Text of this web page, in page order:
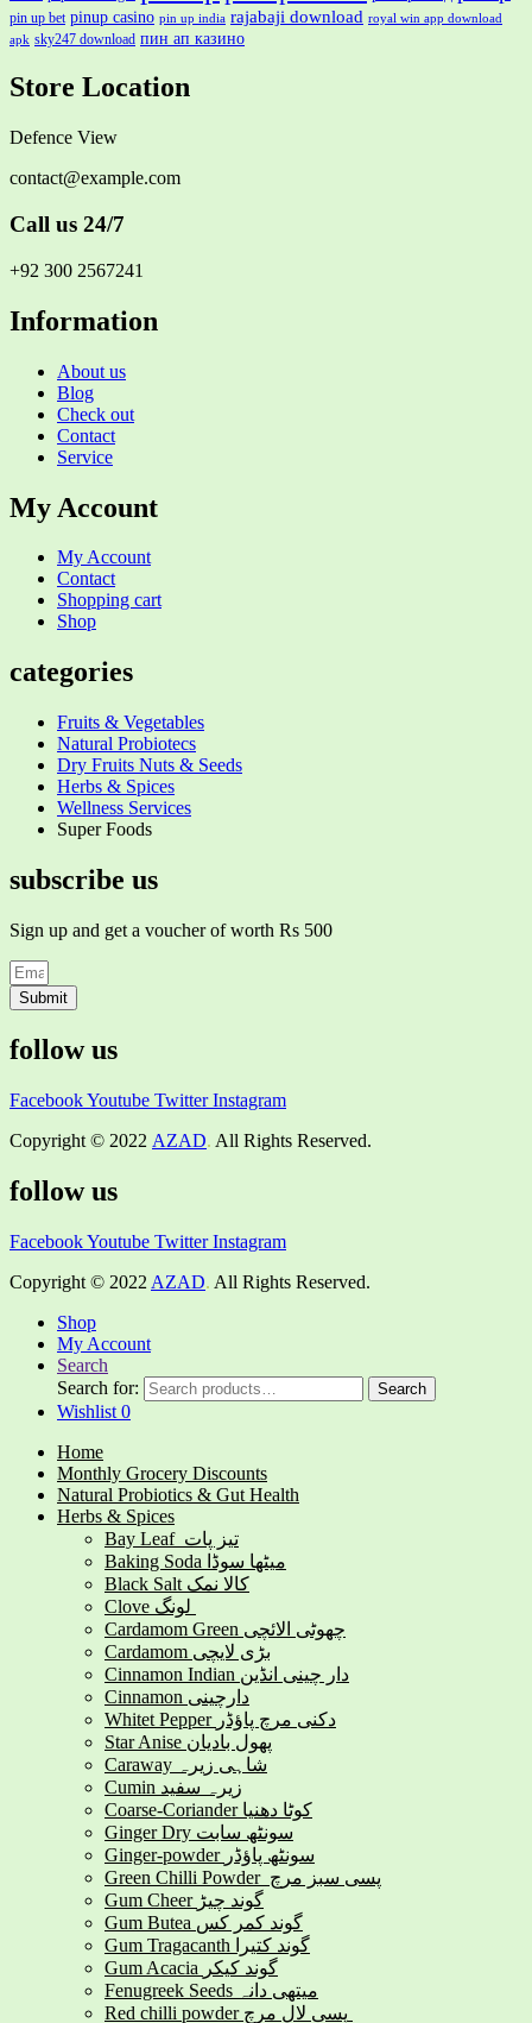
pin up bet pinup casino pin up india rajabaji download royal win app download
apk sky247 download пин ап казино
Store Location
Defence View
contact@example.com
Call us 24/7
+92 300 2567241
Information
About us
Blog
Check out
Contact
Service
My Account
My Account
Contact
Shopping cart
Shop
categories
Fruits & Vegetables
Natural Probiotecs
Dry Fruits Nuts & Seeds
Herbs & Spices
Wellness Services
Super Foods
subscribe us
Sign up and get a voucher of worth Rs 500
Submit
follow us
FacebookYoutube Twitter Instagram
Copyright © 2022 AZAD. All Rights Reserved.
follow us
FacebookYoutube Twitter Instagram
Copyright © 2022 AZAD. All Rights Reserved.
Shop
My Account
Search
Search for:
Search
Wishlist 0
Home
Monthly Grocery Discounts
Natural Probiotics & Gut Health
Herbs & Spices
Bay Leaf تیز پات
Baking Soda میٹھا سوڈا
Black Salt کالا نمک
Cardamom Green چھوٹی الائچی
Cardamom بڑی لایچی
Cinnamon Indian دار چینی انڈین
Cinnamon دارچینی
Whitet Pepper دکنی مرچ پاؤڈر
Star Anise پھول بادیان
Caraway شاہی زیرہ
Cumin زیرہ سفید
Coarse-Coriander کوٹا دھنیا
Ginger Dry سونٹھ سابت
Ginger-powder سونٹھ پاؤڈر
Green Chilli Powder پسی سبز مرچ
Gum Cheer گوند چیڑ
Gum Butea گوند کمر کس
Gum Tragacanth گوند کتیرا
Gum Acacia گوند کیکر
Fenugreek Seeds میتھی دانہ